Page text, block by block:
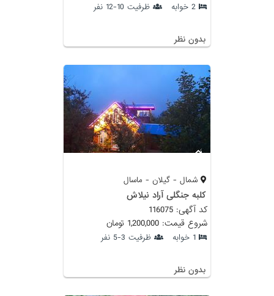
2 خوابه ظرفیت 10-12 نفر
بدون نظر
شمال - گیلان - ماسال
کلبه جنگلی آراد نیلاش
کد آگهی: 116075
شروع قیمت: 1,200,000 تومان
1 خوابه ظرفیت 3-5 نفر
بدون نظر